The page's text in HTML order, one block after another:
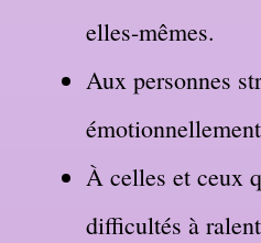
elles-mêmes.
Aux personnes
À celles et ceux
difficultés à